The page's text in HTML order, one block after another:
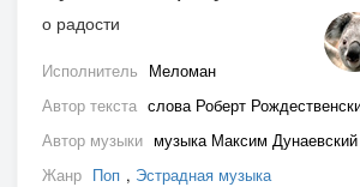
о радости
Исполнитель Меломан
Автор текста слова Роберт
Автор музыки музыка Максим Дунаевский
Жанр Поп , Эстрадная музыка